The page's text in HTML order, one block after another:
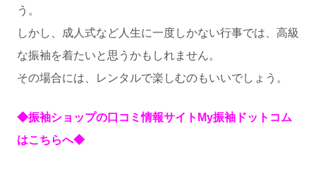
う。
しかし、成人式など人生に一度しかない行事では、高級
な振袖を着たいと思うかもしれません。
その場合には、レンタルで楽しむのもいいでしょう。
◆振袖ショップの口コミ情報サイトMy振袖ドットコム
はこちらへ◆